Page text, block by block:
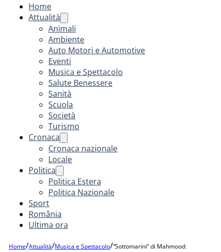
Home
Attualità
Animali
Ambiente
Auto Motori e Automotive
Eventi
Musica e Spettacolo
Salute Benessere
Sanità
Scuola
Società
Turismo
Cronaca
Cronaca nazionale
Locale
Politica
Politica Estera
Politica Nazionale
Sport
România
Ultima ora
Home/Attualità/Musica e Spettacolo/“Sottomarini” di Mahmood: